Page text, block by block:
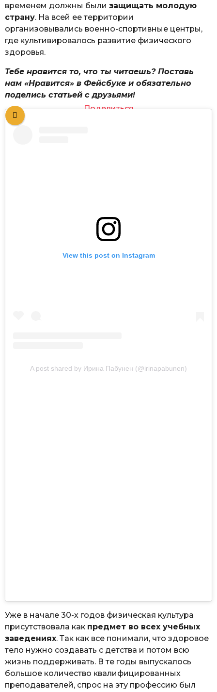
временем должны были защищать молодую
страну. На всей ее территории
организовывались военно-спортивные центры,
где культивировалось развитие физического
здоровья.
Тебе нравится то, что ты читаешь? Поставь
нам «Нравится» в Фейсбуке и обязательно
поделись статьей с друзьями!
Поделиться
View this post on Instagram
A post shared by Ирина Пабунен (@irinapabunen)
Уже в начале 30-х годов физическая культура
присутствовала как предмет во всех учебных
заведениях. Так как все понимали, что здоровое
тело нужно создавать с детства и потом всю
жизнь поддерживать. В те годы выпускалось
большое количество квалифицированных
преподавателей, спрос на эту профессию был